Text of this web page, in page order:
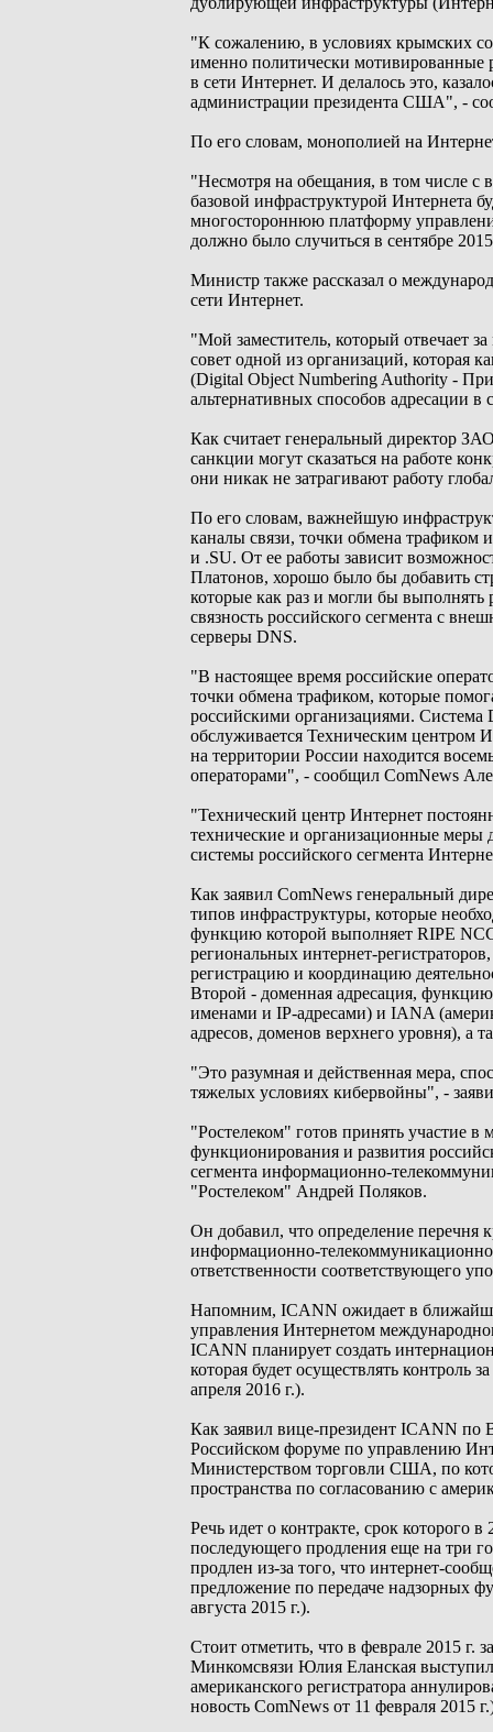
"К сожалению, в условиях крымских
именно политически
в сети Интернет. И делалось это,
администрации президента США", -
По его словам, монополией на
"Несмотря на обещания, в том числе
базовой инфраструктурой Интернета
многостороннюю платформу
должно было случиться в сентябре
Министр также рассказал о
сети Интернет.
"Мой заместитель, который отвечает
совет одной из организаций, которая
(Digital Object Numbering Authority -
альтернативных способов адресации
Как считает генеральный директор
санкции могут сказаться на работе
они никак не затрагивают работу
По его словам, важнейшую
каналы связи, точки обмена трафиком
и .SU. От ее работы зависит
Платонов, хорошо было бы добавить
которые как раз и могли бы
связность российского сегмента с
серверы DNS.
"В настоящее время российские
точки обмена трафиком, которые
российскими организациями.
обслуживается Техническим центром
на территории России находится
операторами", - сообщил ComNews
"Технический центр Интернет
технические и организационные меры
системы российского сегмента
Как заявил ComNews генеральный
типов инфраструктуры, которые
функцию которой выполняет RIPE
региональных интернет-
регистрацию и координацию
Второй - доменная адресация,
именами и IP-адресами) и IANA
адресов, доменов верхнего уровня), а
"Это разумная и действенная мера,
тяжелых условиях кибервойны", -
"Ростелеком" готов принять участие в
функционирования и развития
сегмента информационно-
"Ростелеком" Андрей Поляков.
Он добавил, что определение перечня
информационно-
ответственности соответствующего
Напомним, ICANN ожидает в
управления Интернетом
ICANN планирует создать
которая будет осуществлять контроль
апреля 2016 г.).
Как заявил вице-президент ICANN
Российском форуме по управлению
Министерством торговли США, по
пространства по согласованию с
Речь идет о контракте, срок
последующего продления еще на три
продлен из-за того, что интернет-
предложение по передаче надзорных
августа 2015 г.).
Стоит отметить, что в феврале 2015 г.
Минкомсвязи Юлия Еланская
американского регистратора
новость ComNews от 11 февраля 2015